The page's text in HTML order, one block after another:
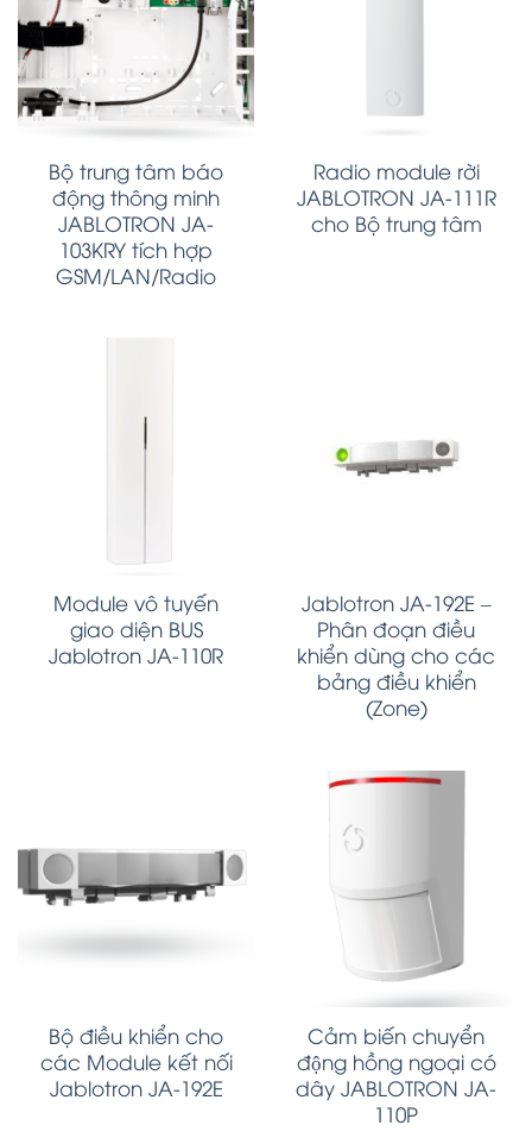
Bộ trung tâm báo
động thông minh
JABLOTRON JA-
103KRY tích hợp
GSM/LAN/Radio
Radio module rời
JABLOTRON JA-111R
cho Bộ trung tâm
Module vô tuyến
giao diện BUS
Jablotron JA-110R
Jablotron JA-192E –
Phân đoạn điều
khiển dùng cho các
bảng điều khiển
(Zone)
Bộ điều khiển cho
các Module kết nối
Jablotron JA-192E
Cảm biến chuyển
động hồng ngoại có
dây JABLOTRON JA-
110P